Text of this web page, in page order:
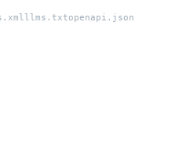
llms.txtopenapi.json